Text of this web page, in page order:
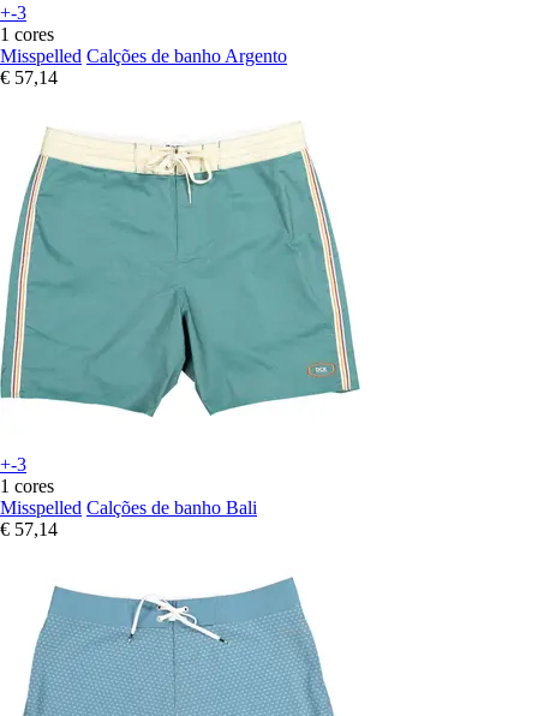
+-3
1 cores
Misspelled Calções de banho Argento
€ 57,14
+-3
1 cores
Misspelled Calções de banho Bali
€ 57,14